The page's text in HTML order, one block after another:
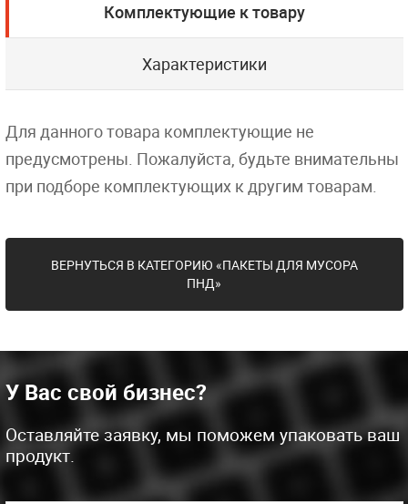
Комплектующие к товару
Характеристики
Для данного товара комплектующие не
предусмотрены. Пожалуйста, будьте внимательны
при подборе комплектующих к другим товарам.
ВЕРНУТЬСЯ В КАТЕГОРИЮ «ПАКЕТЫ ДЛЯ МУСОРА
ПНД»
У Вас свой бизнес?
Оставляйте заявку, мы поможем упаковать ваш
продукт.